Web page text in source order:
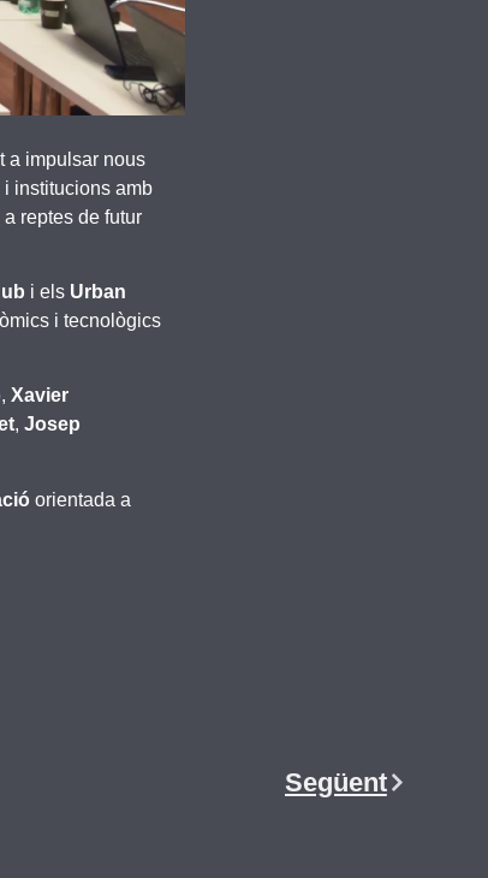
a impulsar nous
i institucions amb
reptes de futur
i els Urban
i tecnològics
,Xavier
,Josep
orientada a
Següent